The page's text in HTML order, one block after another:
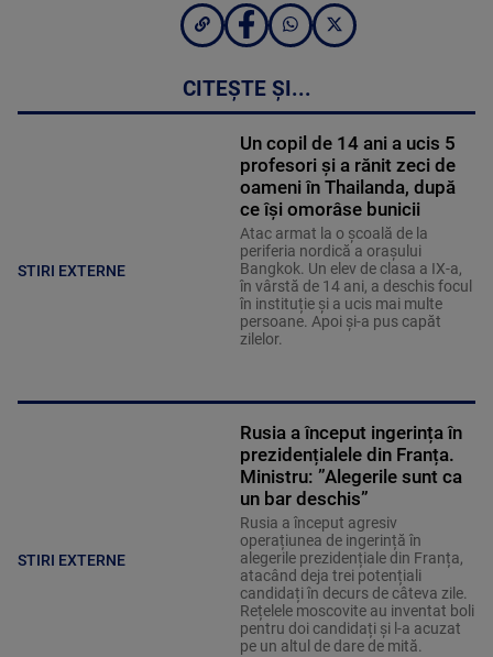
CITEȘTE ȘI...
STIRI EXTERNE
Un copil de 14 ani a ucis 5
profesori și a rănit zeci de
oameni în Thailanda, după
ce își omorâse bunicii
Atac armat la o școală de la
periferia nordică a orașului
Bangkok. Un elev de clasa a IX-a,
în vârstă de 14 ani, a deschis focul
în instituție și a ucis mai multe
persoane. Apoi și-a pus capăt
zilelor.
STIRI EXTERNE
Rusia a început ingerința în
prezidențialele din Franța.
Ministru: ”Alegerile sunt ca
un bar deschis”
Rusia a început agresiv
operațiunea de ingerință în
alegerile prezidențiale din Franța,
atacând deja trei potențiali
candidați în decurs de câteva zile.
Rețelele moscovite au inventat boli
pentru doi candidați și l-a acuzat
pe un altul de dare de mită.